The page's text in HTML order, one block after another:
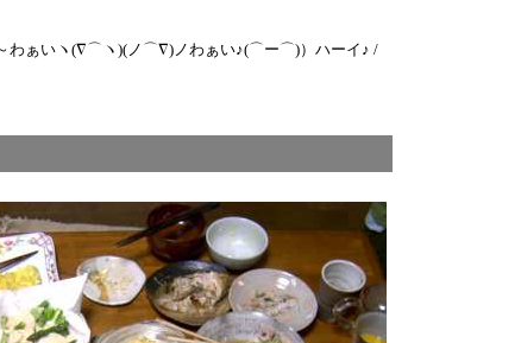
～わぁいヽ(∇⌒ヽ)(ノ⌒∇)ノわぁい♪(⌒ー⌒)）ハーイ♪ /